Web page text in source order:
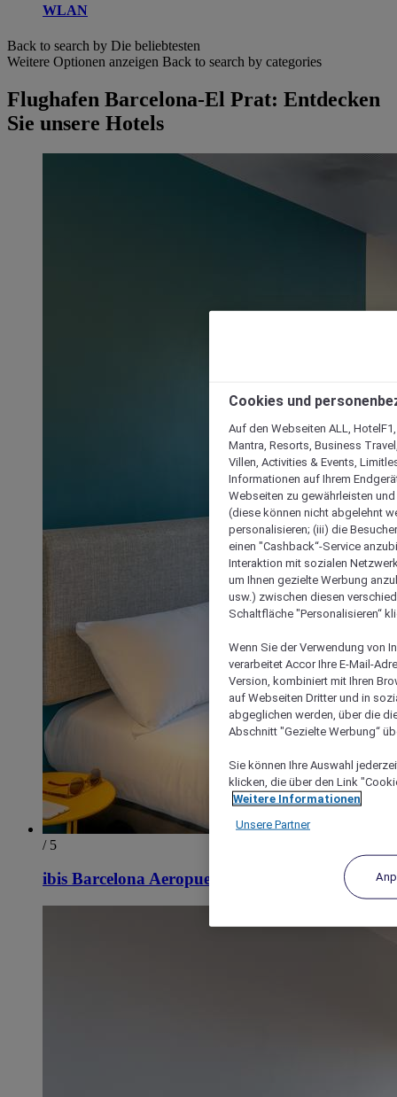
WLAN
Back to search by Die beliebtesten
Weitere Optionen anzeigen Back to search by categories
Flughafen Barcelona-El Prat: Entdecken
Sie unsere Hotels
/ 5
ibis Barcelona Aeropuerto Viladecans
Cookies und
Auf den Webseiten ALL,
Mantra, Resorts, Business
Villen, Activities & Events,
Informationen auf Ihrem
Webseiten zu gewährleisten
(diese können nicht abgelehnt
personalisieren; (iii) die
einen "Cashback“-Service
Interaktion mit sozialen
um Ihnen gezielte Werbung
usw.) zwischen diesen
Schaltfläche "Personalisieren“
Wenn Sie der Verwendung von
verarbeitet Accor Ihre E-Mail-
Version, kombiniert mit Ihren
auf Webseiten Dritter und in
abgeglichen werden, über die
Abschnitt "Gezielte Werbung“
Sie können Ihre Auswahl
klicken, die über den Link
Weitere Informationen
Unsere Partner